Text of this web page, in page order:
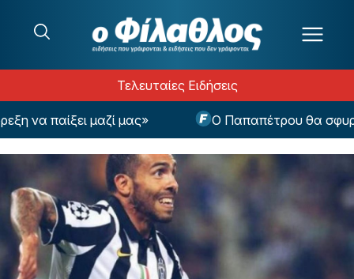
Τελευταίες Ειδήσεις
να παίξει μαζί μας» Ο Παπαπέτρου θα